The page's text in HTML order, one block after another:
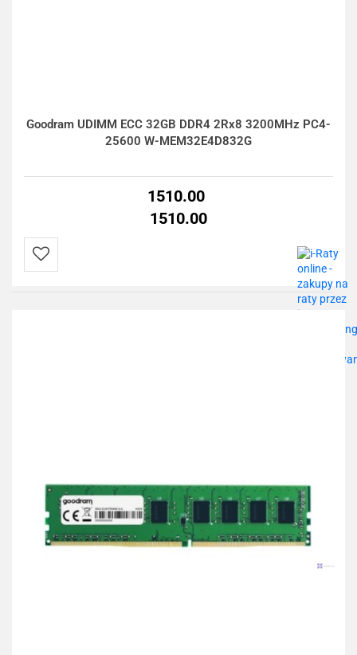
Goodram UDIMM ECC 32GB DDR4 2Rx8 3200MHz PC4-
25600 W-MEM32E4D832G
1510.00
1510.00
Do